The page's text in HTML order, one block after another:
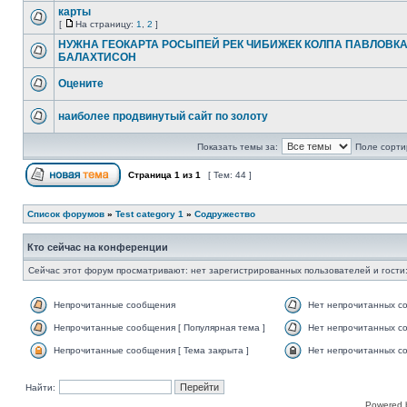
карты
[ На страницу: 1 2 ]
НУЖНА ГЕОКАРТА РОСЫПЕЙ РЕК ЧИБИЖЕК КОЛПА ПАВЛОВКА
БАЛАХТИСОН
Оцените
наиболее продвинутый сайт по золоту
Показать темы за: Поле
Страница 1 из 1 [ Тем: 44 ]
Список форумов » Test category 1 » Содружество
Кто сейчас на конференции
Сейчас этот форум просматривают: нет зарегистрированных пользователей и
Непрочитанные сообщения Нет непрочитанных
Непрочитанные сообщения [ Популярная тема ] Нет непрочитанных
Непрочитанные сообщения [ Тема закрыта ] Нет непрочитанных
Найти:
Powered